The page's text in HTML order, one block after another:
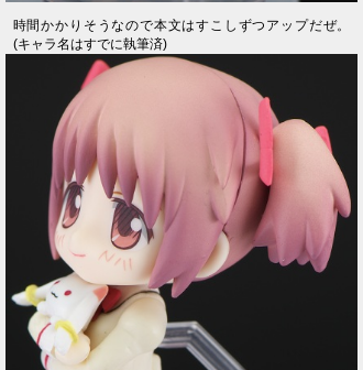
時間かかりそうなので本文はすこしずつアップだぜ。
(キャラ名はすでに執筆済)